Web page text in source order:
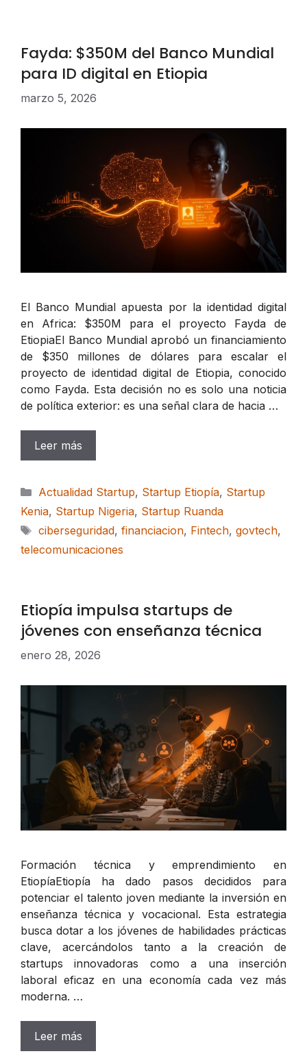
Fayda: $350M del Banco Mundial
para ID digital en Etiopia
marzo 5, 2026
El Banco Mundial apuesta por la identidad digital
en Africa: $350M para el proyecto Fayda de
EtiopiaEl Banco Mundial aprobó un financiamiento
de $350 millones de dólares para escalar el
proyecto de identidad digital de Etiopia, conocido
como Fayda. Esta decisión no es solo una noticia
de política exterior: es una señal clara de hacia …
Leer más
Categorías
Actualidad Startup, Startup Etiopía, Startup
Kenia, Startup Nigeria, Startup Ruanda
Etiquetas
ciberseguridad, financiacion, Fintech, govtech,
telecomunicaciones
Etiopía impulsa startups de
jóvenes con enseñanza técnica
enero 28, 2026
Formación técnica y emprendimiento en
EtiopíaEtiopía ha dado pasos decididos para
potenciar el talento joven mediante la inversión en
enseñanza técnica y vocacional. Esta estrategia
busca dotar a los jóvenes de habilidades prácticas
clave, acercándolos tanto a la creación de
startups innovadoras como a una inserción
laboral eficaz en una economía cada vez más
moderna. …
Leer más